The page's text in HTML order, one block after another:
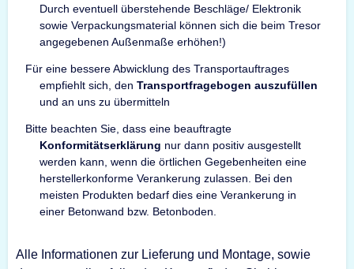
Durch eventuell überstehende Beschläge/ Elektronik
sowie Verpackungsmaterial können sich die beim Tresor
angegebenen Außenmaße erhöhen!)
Für eine bessere Abwicklung des Transportauftrages
empfiehlt sich, den Transportfragebogen auszufüllen
und an uns zu übermitteln
Bitte beachten Sie, dass eine beauftragte
Konformitätserklärung nur dann positiv ausgestellt
werden kann, wenn die örtlichen Gegebenheiten eine
herstellerkonforme Verankerung zulassen. Bei den
meisten Produkten bedarf dies eine Verankerung in
einer Betonwand bzw. Betonboden.
Alle Informationen zur Lieferung und Montage, sowie